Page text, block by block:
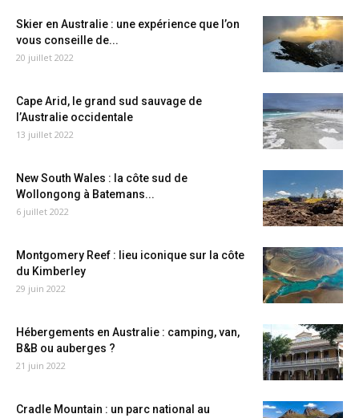
Skier en Australie : une expérience que l’on
vous conseille de...
20 juillet 2022
Cape Arid, le grand sud sauvage de
l’Australie occidentale
13 juillet 2022
New South Wales : la côte sud de
Wollongong à Batemans...
6 juillet 2022
Montgomery Reef : lieu iconique sur la côte
du Kimberley
29 juin 2022
Hébergements en Australie : camping, van,
B&B ou auberges ?
21 juin 2022
Cradle Mountain : un parc national au